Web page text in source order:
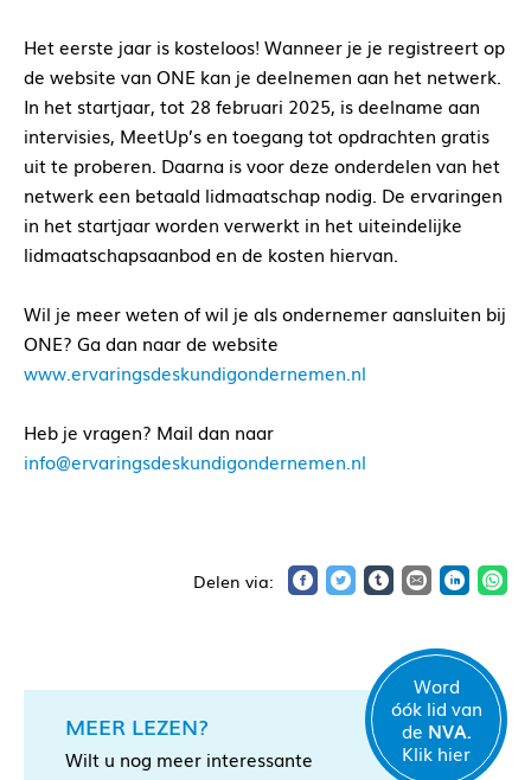
Het eerste jaar is kosteloos! Wanneer je je registreert op
de website van ONE kan je deelnemen aan het netwerk.
In het startjaar, tot 28 februari 2025, is deelname aan
intervisies, MeetUp’s en toegang tot opdrachten gratis
uit te proberen. Daarna is voor deze onderdelen van het
netwerk een betaald lidmaatschap nodig. De ervaringen
in het startjaar worden verwerkt in het uiteindelijke
lidmaatschapsaanbod en de kosten hiervan.
Wil je meer weten of wil je als ondernemer aansluiten bij
ONE? Ga dan naar de website
www.ervaringsdeskundigondernemen.nl
Heb je vragen? Mail dan naar
info@ervaringsdeskundigondernemen.nl
MEER LEZEN?
Wilt u nog meer interessante
Word
óók lid van
de NVA.
Klik hier